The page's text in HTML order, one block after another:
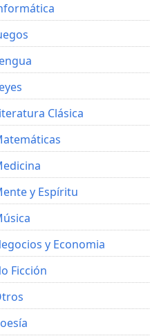
Clásica
y Espíritu
y Economia
Ficción